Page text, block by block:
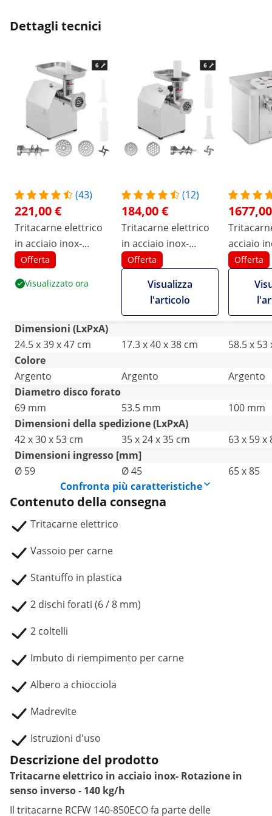
probabilmente non si può... un po' strano.
Dettagli tecnici
(43)
221,00 €
Tritacarne elettrico
in acciaio inox-
Rotazione in senso
Offerta
Visualizzato ora
(12)
184,00 €
Tritacarne elettrico
in acciaio inox-
Rotazione in senso
inverso - 70 kg/h
Offerta
Visualizza
l'articolo
acciaio
800 kg /
funzione
Offerta
Dimensioni (LxPxA)
24.5 x 39 x 47 cm
17.3 x 40 x 38 cm
58.5 x 53
Colore
Argento
Argento
Argento
Diametro disco forato
69 mm
53.5 mm
100 mm
Dimensioni della spedizione (LxPxA)
42 x 30 x 53 cm
35 x 24 x 35 cm
63 x 59 x
Dimensioni ingresso [mm]
Ø 59
Ø 45
65 x 85
Confronta più caratteristiche
Contenuto della consegna
Tritacarne elettrico
Vassoio per carne
Stantuffo in plastica
2 dischi forati (6 / 8 mm)
2 coltelli
Imbuto di riempimento per carne
Albero a chiocciola
Madrevite
Istruzioni d'uso
Descrizione del prodotto
Tritacarne elettrico in acciaio inox- Rotazione in
senso inverso - 140 kg/h
Il tritacarne RCFW 140-850ECO fa parte delle